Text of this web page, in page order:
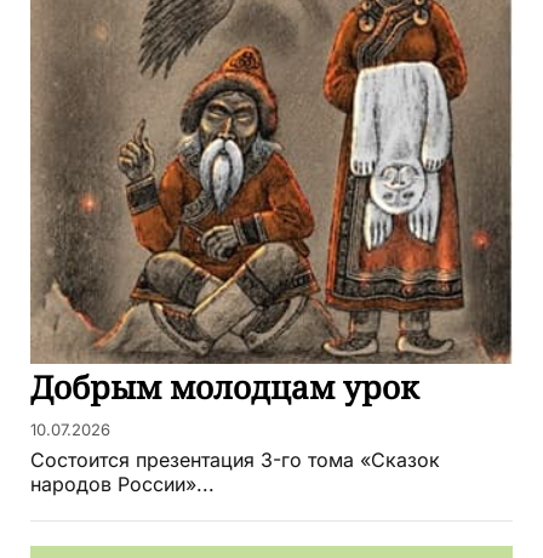
Добрым молодцам урок
10.07.2026
Состоится презентация 3-го тома «Сказок
народов России»...